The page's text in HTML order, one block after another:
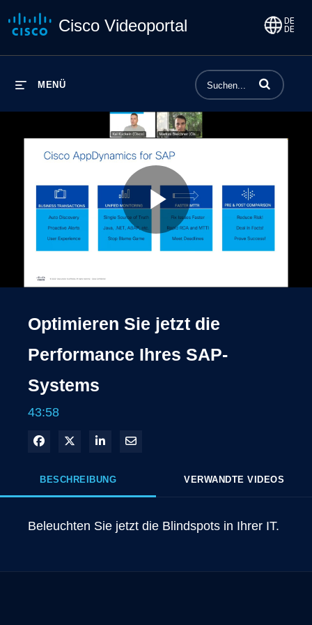
Cisco Videoportal
MENÜ Begriffe
Play
Optimieren Sie jetzt die
Performance Ihres SAP-
Systems
43:58
In Facebook freigeben
Teilen auf X
In LinkedIn teilen
Per E-Mail teilen
BESCHREIBUNG VERWANDTE VIDEOS
Beleuchten Sie jetzt die Blindspots in Ihrer IT.